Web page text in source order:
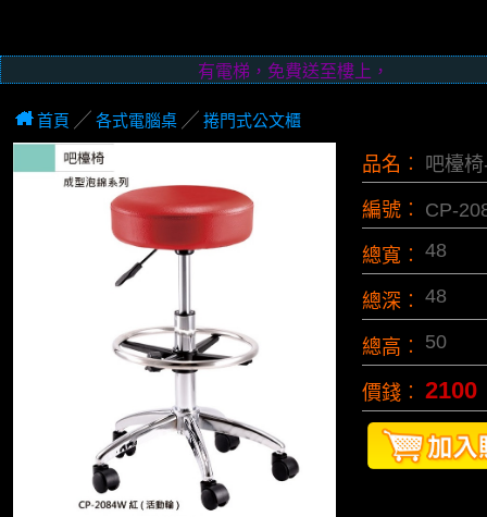
有電梯，免費送至樓上，無電梯﹙指︰二樓以上﹚
首頁 ╱ 各式電腦桌╱ 捲門式公文櫃
品名︰ 吧檯
編號︰ CP-
總寬︰ 48
總深︰ 48
總高︰ 50
價錢︰ 2100